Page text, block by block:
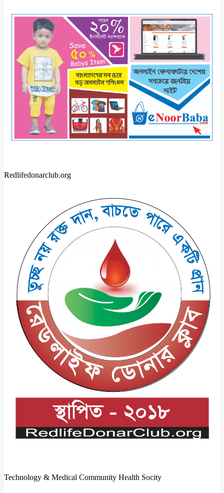
Redlifedonarclub.org
Technology & Medical Community Health Socity